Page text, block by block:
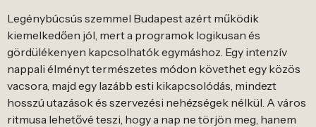
Legénybúcsús szemmel Budapest azért működik
kiemelkedően jól, mert a programok logikusan és
gördülékenyen kapcsolhatók egymáshoz. Egy intenzív
nappali élményt természetes módon követhet egy közös
vacsora, majd egy lazább esti kikapcsolódás, mindezt
hosszú utazások és szervezési nehézségek nélkül. A város
ritmusa lehetővé teszi, hogy a nap ne törjön meg, hanem